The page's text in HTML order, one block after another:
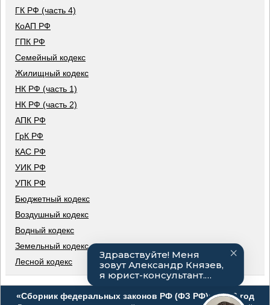
ГК РФ (часть 4)
КоАП РФ
ГПК РФ
Семейный кодекс
Жилищный кодекс
НК РФ (часть 1)
НК РФ (часть 2)
АПК РФ
ГрК РФ
КАС РФ
УИК РФ
УПК РФ
Бюджетный кодекс
Воздушный кодекс
Водный кодекс
Земельный кодекс
Лесной кодекс
«Сборник федеральных законов РФ (ФЗ РФ)», 2026 год